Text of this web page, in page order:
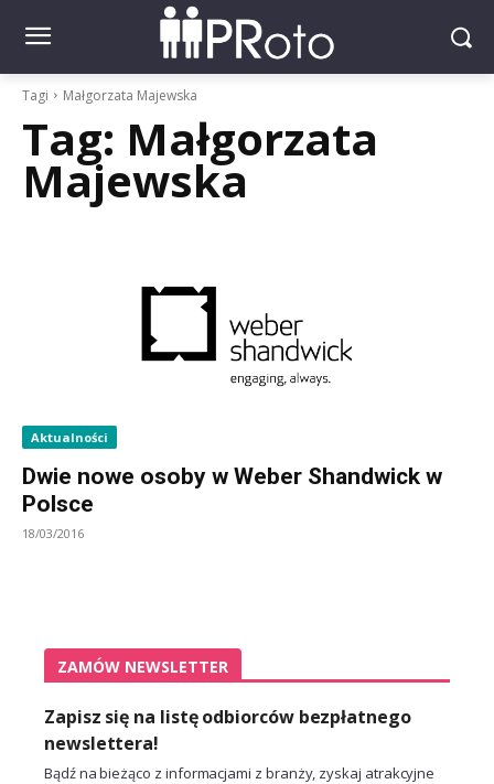
Tagi Małgorzata Majewska
Tag: Małgorzata
Majewska
Aktualności
Dwie nowe osoby w Weber Shandwick w
Polsce
18/03/2016
ZAMÓW NEWSLETTER
Zapisz się na listę odbiorców bezpłatnego
newslettera!
Bądź na bieżąco z informacjami z branży, zyskaj atrakcyjne